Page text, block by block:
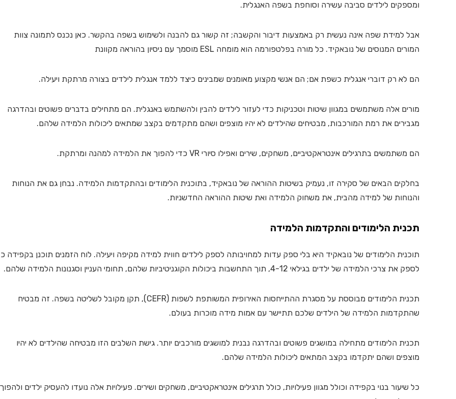
ומספקים לילדים סביבה עשירה וסוחפת בשפה האנגלית.
אבל למידת שפה אינה נעשית רק באמצעות דיבור והקשבה; זה קשור גם להבנה ולשימוש בשפה בהקשר. כאן נכנס לתמונה צוות
המורים המנוסים של נובאקיד. כל מורה בפלטפורמה הוא מומחה ESL מוסמך עם ניסיון בהוראה מקוונת
הם לא רק דוברי אנגלית כשפת אם; הם אנשי מקצוע מאומנים שמבינים כיצד ללמד אנגלית לילדים בצורה מרתקת ויעילה.
מורים אלה משתמשים במגוון שיטות וטכניקות כדי לעזור לילדים להבין ולהשתמש באנגלית. הם מתחילים בדברים פשוטים ובהדרגה
מגבירים את רמת המורכבות, מבטיחים שהילדים לא יהיו מוצפים ושהם מתקדמים בקצב שמתאים ליכולות הלמידה שלהם.
הם משתמשים בתרגילים אינטראקטיביים, משחקים, שירים ואפילו סיורי VR כדי להפוך את הלמידה למהנה ומרתקת.
בחלקים הבאים של סקירה זו, נעמיק בשיטות ההוראה של נובאקיד, בתוכנית הלימודים ובהתקדמות הלמידה. נבחן גם את הנוחות
והנוחות של למידה מהבית, את משחוק הלמידה ואת שיטות ההוראה החדשניות.
תכנית הלימודים והתקדמות הלמידה
תוכנית הלימודים של נובאקיד היא בלי ספק עדות למחויבותה לספק לילדים חווית למידה מקיפה ויעילה. לוח הזמנים תוכנן בקפידה
לספק את צרכי הלמידה של ילדים בגילאי 4-12, תוך התחשבות ביכולות הקוגניטיביות שלהם, תחומי העניין וסגנונות הלמידה שלהם.
תכנית הלימודים מבוססת על מסגרת ההתייחסות האירופית המשותפת לשפות (CEFR), תקן מקובל לשליטה בשפה. זה מבטיח
שהתקדמות הלמידה של הילדים שלכם תתיישר עם אמות מידה מוכרות בעולם.
תכנית הלימודים מתחילה במושגים פשוטים ובהדרגה נבנית למושגים מורכבים יותר. גישת השלבים הזו מבטיחה שהילדים לא יהיו
מוצפים ושהם יתקדמו בקצב המתאים ליכולות הלמידה שלהם.
כל שיעור בנוי בקפידה וכולל מגוון פעילויות, כולל תרגילים אינטראקטיביים, משחקים ושירים. פעילויות אלה נועדו להעסיק ילדים ולהפוך